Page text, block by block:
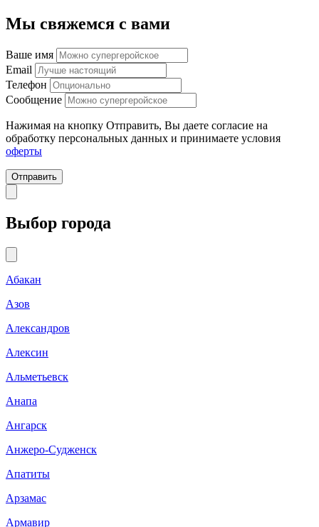
Мы свяжемся с вами
Ваше имя
Email
Телефон
Сообщение
Нажимая на кнопку Отправить, Вы даете согласие на
обработку персональных данных и принимаете условия
оферты
Отправить
Выбор города
Абакан
Азов
Александров
Алексин
Альметьевск
Анапа
Ангарск
Анжеро-Судженск
Апатиты
Арзамас
Армавир